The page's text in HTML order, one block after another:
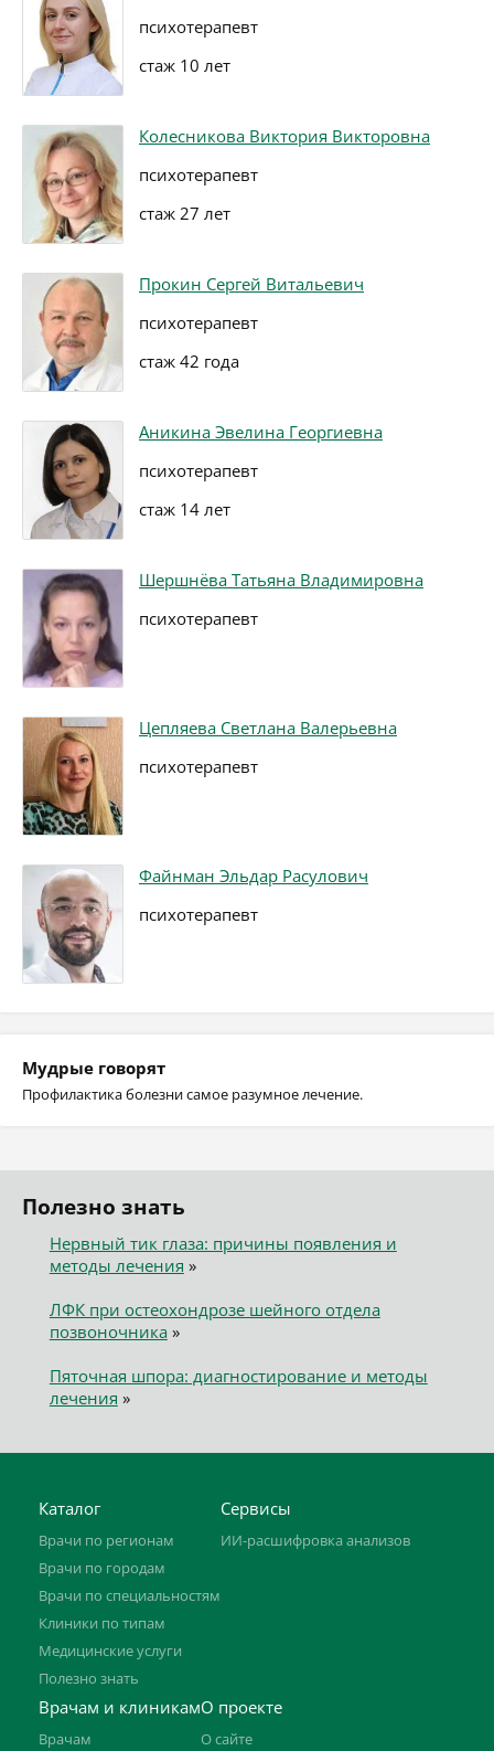
психотерапевт
стаж 10 лет
Колесникова Виктория Викторовна
психотерапевт
стаж 27 лет
Прокин Сергей Витальевич
психотерапевт
стаж 42 года
Аникина Эвелина Георгиевна
психотерапевт
стаж 14 лет
Шершнёва Татьяна Владимировна
психотерапевт
Цепляева Светлана Валерьевна
психотерапевт
Файнман Эльдар Расулович
психотерапевт
Мудрые говорят
Профилактика болезни самое разумное лечение.
Полезно знать
Нервный тик глаза: причины появления и
методы лечения »
ЛФК при остеохондрозе шейного отдела
позвоночника»
Пяточная шпора: диагностирование и методы
лечения »
Каталог
Врачи по регионам
Врачи по городам
Врачи по специальностям
Клиники по типам
Медицинские услуги
Полезно знать
Сервисы
ИИ-расшифровка анализов
Врачам и клиникам
Врачам
О проекте
О сайте